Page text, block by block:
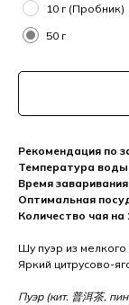
10 г (Пробник)
50 г
Рекомендация по
Температура
Время
Оптимальная
Количество чая на
Шу пуэр из
Яркий цитрусово-
Пуэр (кит. 普洱茶,